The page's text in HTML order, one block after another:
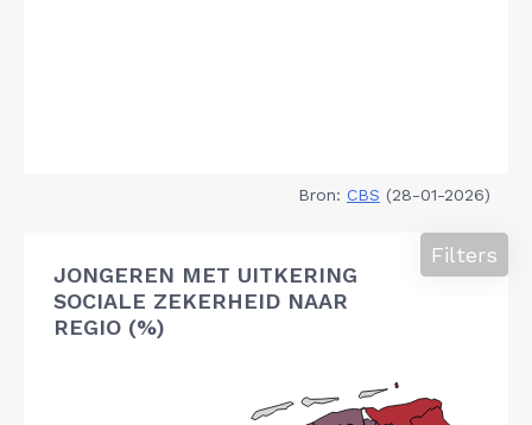
Bron: CBS (28-01-2026)
JONGEREN MET UITKERING
SOCIALE ZEKERHEID NAAR
REGIO (%)
Filters